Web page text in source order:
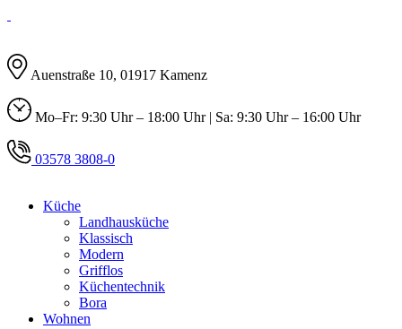
Auenstraße 10, 01917 Kamenz
Mo–Fr: 9:30 Uhr – 18:00 Uhr | Sa: 9:30 Uhr – 16:00 Uhr
03578 3808-0
Küche
Landhausküche
Klassisch
Modern
Grifflos
Küchentechnik
Bora
Wohnen